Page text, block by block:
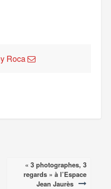
Roca
« 3 photographes, 3
regards » à l’Espace
Jean Jaurès